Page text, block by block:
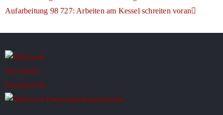
Aufarbeitung 98 727: Arbeiten am Kessel schreiten voran